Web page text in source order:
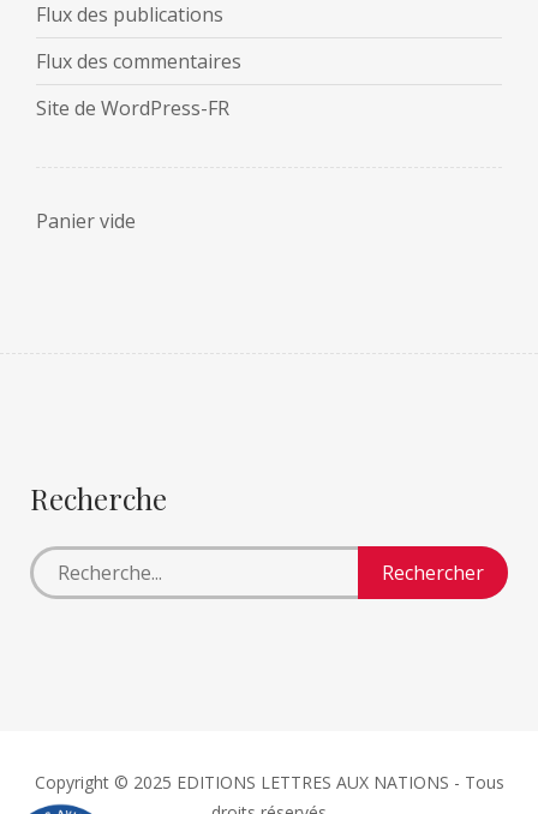
Flux des publications
Flux des commentaires
Site de WordPress-FR
Panier vide
Recherche
Copyright © 2025 EDITIONS LETTRES AUX NATIONS - Tous